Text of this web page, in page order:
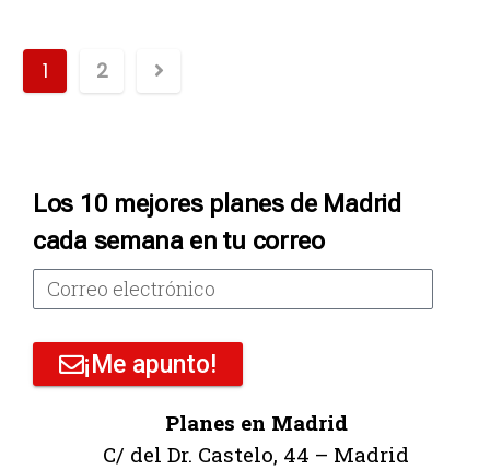
1 2
Los 10 mejores planes de Madrid
cada semana en tu correo
¡Me apunto!
Planes en Madrid
C/ del Dr. Castelo, 44 – Madrid